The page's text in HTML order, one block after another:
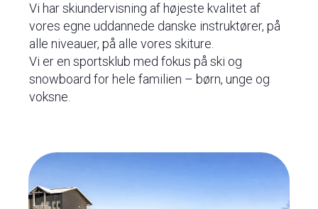
Vi har skiundervisning af højeste kvalitet af
vores egne uddannede danske instruktører, på
alle niveauer, på alle vores skiture.
Vi er en sportsklub med fokus på ski og
snowboard for hele familien – børn, unge og
voksne.